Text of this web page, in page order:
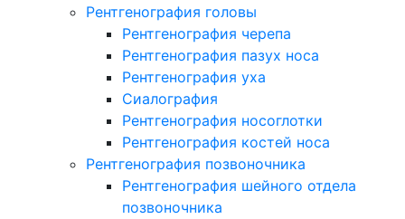
Рентгенография головы
Рентгенография черепа
Рентгенография пазух носа
Рентгенография уха
Сиалография
Рентгенография носоглотки
Рентгенография костей носа
Рентгенография позвоночника
Рентгенография шейного отдела
позвоночника